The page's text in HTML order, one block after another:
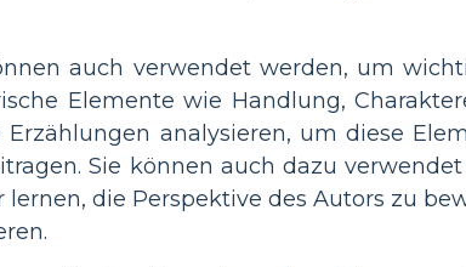
auch verwendet werden, um
Elemente wie Handlung,
Erzählungen analysieren, um diese
Sie können auch dazu
die Perspektive des Autors zu